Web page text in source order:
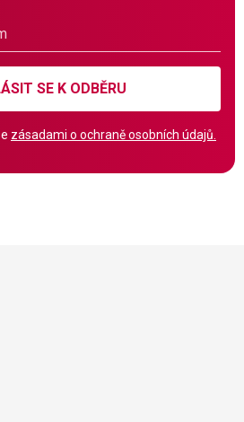
SE K ODBĚRU
zásadami o ochraně osobních údajů.